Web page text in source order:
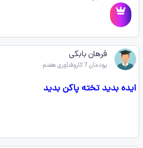
فرهان بابکی
پودمان 7 کاروفناوری هفتم
ایده بدید تخته پاکن بدید